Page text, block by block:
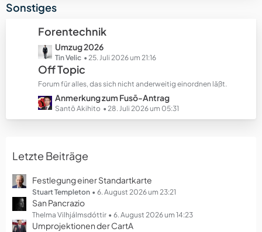
i
r
ä
g
e
t
e
B
e
i
t
r
ä
g
e
Sonstiges
Forentechnik
L
e
t
z
t
e
B
t
r
g
Umzug 2026
Tin Velic 25. Juli 2026 um 21:16
Off Topic
Forum für alles, das sich nicht anderweitig einordnen läßt.
L
e
t
e
e
i
t
r
ä
Anmerkung zum Fusō-Antrag
Santō Akihito 28. Juli 2026 um 05:31
Letzte Beiträge
Festlegung einer Standartkarte
Stuart Templeton 6. August 2026 um 23:21
San Pancrazio
Thelma Vilhjálmsdóttir 6. August 2026 um 14:23
Umprojektionen der CartA